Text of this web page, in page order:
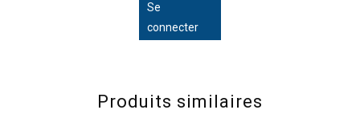
Se
connecter
Produits similaires